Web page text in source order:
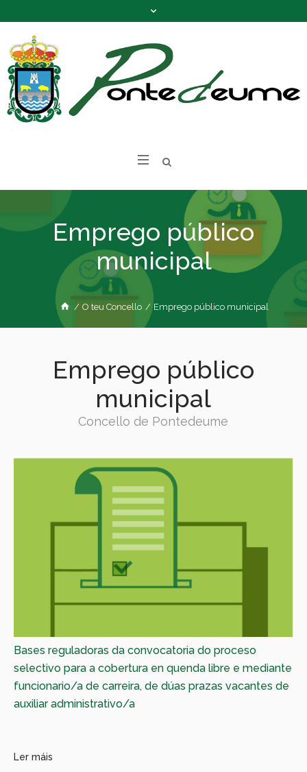
Emprego público
municipal
/ O teu Concello / Emprego público municipal
Emprego público
municipal
Concello de Pontedeume
Bases reguladoras da convocatoria do proceso
selectivo para a cobertura en quenda libre e mediante
funcionario/a de carreira, de dúas prazas vacantes de
auxiliar administrativo/a
Ler máis